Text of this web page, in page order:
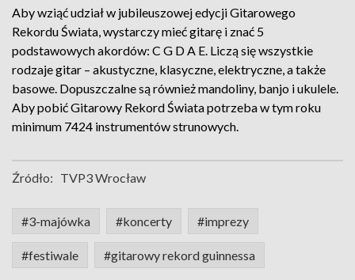
Aby wziąć udział w jubileuszowej edycji Gitarowego
Rekordu Świata, wystarczy mieć gitarę i znać 5
podstawowych akordów: C G D A E. Liczą się wszystkie
rodzaje gitar – akustyczne, klasyczne, elektryczne, a także
basowe. Dopuszczalne są również mandoliny, banjo i ukulele.
Aby pobić Gitarowy Rekord Świata potrzeba w tym roku
minimum 7424 instrumentów strunowych.
Źródło: TVP3 Wrocław
#3-majówka #koncerty #imprezy
#festiwale #gitarowy rekord guinnessa